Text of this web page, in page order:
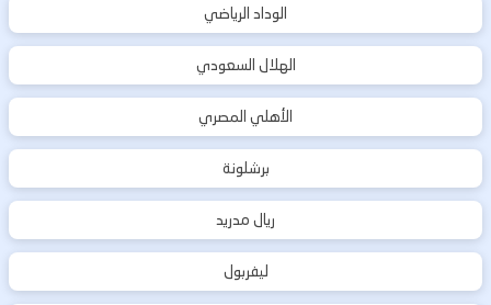
الوداد الرياضي
الهلال السعودي
الأهلي المصري
برشلونة
ريال مدريد
ليفربول